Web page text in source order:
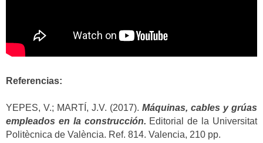
Referencias:
YEPES, V.; MARTÍ, J.V. (2017). Máquinas, cables y grúas
empleados en la construcción. Editorial de la Universitat
Politècnica de València. Ref. 814. Valencia, 210 pp.